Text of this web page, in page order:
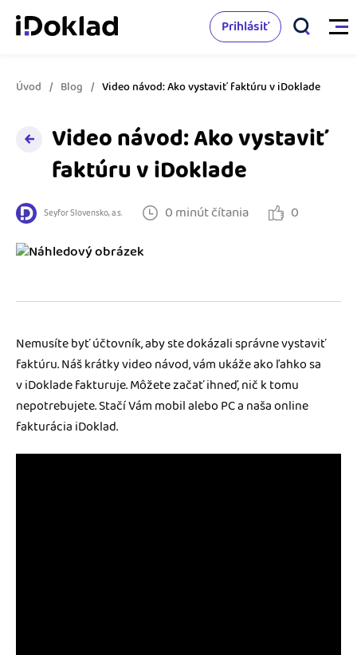
Online fakturácia
Správa kontaktov
Sledovanie cashflow
Spolupráca s účtovníkom
Spriatelení účtovníci
Katalóg doplnkov
Vzdelanie
Nápoveda
Blog
Podnikateľský servis
Prihlásiť
Úvod Blog Video návod: Ako vystaviť faktúru v iDoklade
Video návod: Ako vystaviť
faktúru v iDoklade
Seyfor Slovensko, a.s. 0 minút čítania 0
Nemusíte byť účtovník, aby ste dokázali správne vystaviť
faktúru. Náš krátky video návod, vám ukáže ako ľahko sa
v iDoklade fakturuje. Môžete začať ihneď, nič k tomu
nepotrebujete. Stačí Vám mobil alebo PC a naša online
fakturácia iDoklad.